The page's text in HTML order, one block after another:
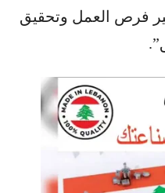
فرص العمل وتحقيق